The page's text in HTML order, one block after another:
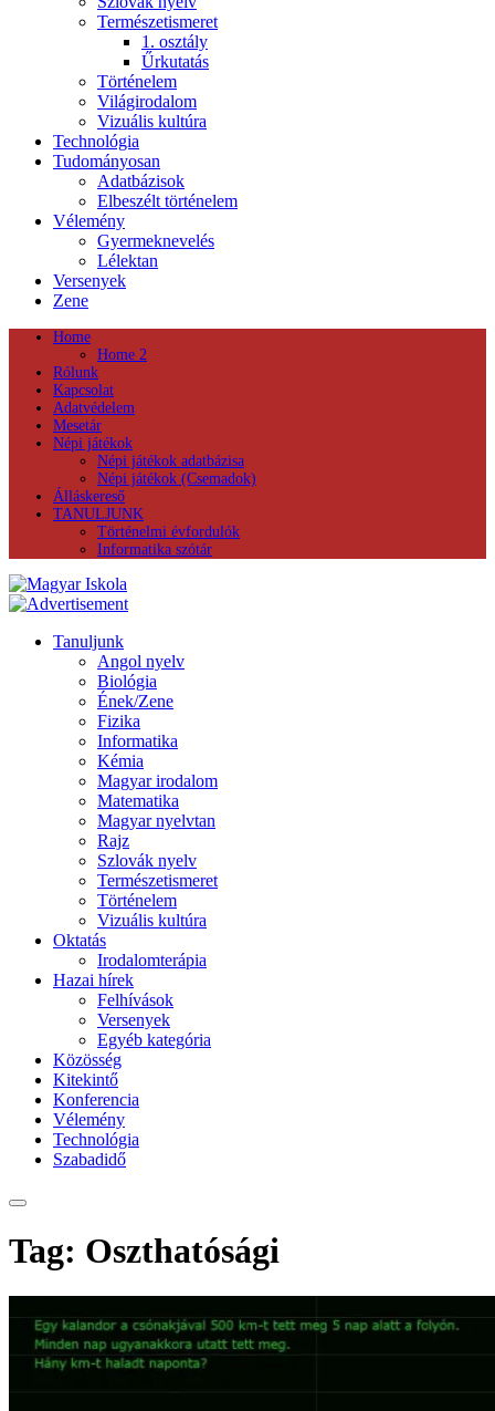
Természetismeret
1. osztály
Űrkutatás
Történelem
Világirodalom
Vizuális kultúra
Technológia
Tudományosan
Adatbázisok
Elbeszélt történelem
Vélemény
Gyermeknevelés
Lélektan
Versenyek
Zene
Home
Home 2
Rólunk
Kapcsolat
Adatvédelem
Mesetár
Népi játékok
Népi játékok adatbázisa
Népi játékok (Csemadok)
Álláskereső
TANULJUNK
Történelmi évfordulók
Informatika szótár
Tanuljunk
Angol nyelv
Biológia
Ének/Zene
Fizika
Informatika
Kémia
Magyar irodalom
Matematika
Magyar nyelvtan
Rajz
Szlovák nyelv
Természetismeret
Történelem
Vizuális kultúra
Oktatás
Irodalomterápia
Hazai hírek
Felhívások
Versenyek
Egyéb kategória
Közösség
Kitekintő
Konferencia
Vélemény
Technológia
Szabadidő
Tag: Oszthatósági